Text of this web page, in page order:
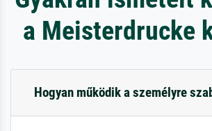
a Meisterdrucke
Hogyan működik a személyre